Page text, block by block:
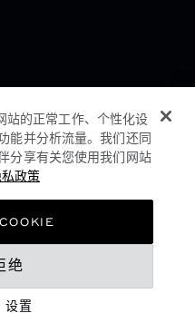
站的正常工作、个性化设
能并分析流量。我们还同
分享有关您使用我们网站
政策
设置
绝